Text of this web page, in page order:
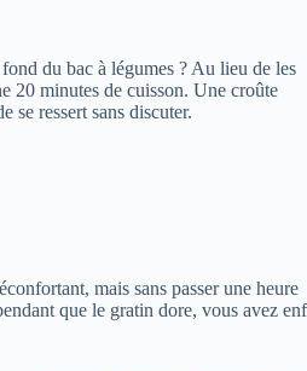
du bac à légumes ? Au lieu de les
20 minutes de cuisson. Une croûte
ressert sans discuter.
mais sans passer une heure
que le gratin dore, vous avez